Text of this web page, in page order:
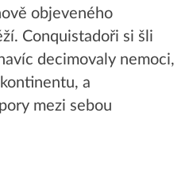
objeveného
Conquistadoři si šli
decimovaly nemoci,
a
mezi sebou